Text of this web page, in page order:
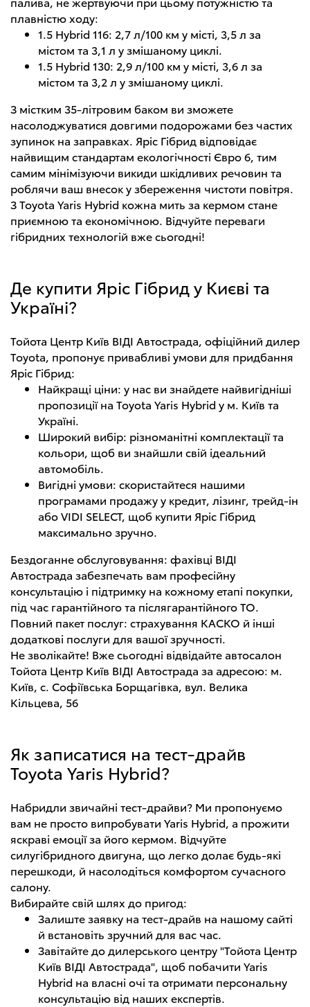
плавністю ходу:
1.5 Hybrid 116: 2,7 л/100 км у місті, 3,5 л за
містом та 3,1 л у змішаному циклі.
1.5 Hybrid 130: 2,9 л/100 км у місті, 3,6 л за
містом та 3,2 л у змішаному циклі.
З містким 35-літровим баком ви зможете
насолоджуватися довгими подорожами без частих
зупинок на заправках. Яріс Гібрид відповідає
найвищим стандартам екологічності Євро 6, тим
самим мінімізуючи викиди шкідливих речовин та
роблячи ваш внесок у збереження чистоти повітря.
З Toyota Yaris Hybrid кожна мить за кермом стане
приємною та економічною. Відчуйте переваги
гібридних технологій вже сьогодні!
Де купити Яріс Гібрид у Києві та
Україні?
Тойота Центр Київ ВІДІ Автострада, офіційний дилер
Toyota, пропонує привабливі умови для придбання
Яріс Гібрид:
Найкращі ціни: у нас ви знайдете найвигідніші
пропозиції на Toyota Yaris Hybrid у м. Київ та
Україні.
Широкий вибір: різноманітні комплектації та
кольори, щоб ви знайшли свій ідеальний
автомобіль.
Вигідні умови: скористайтеся нашими
програмами продажу у кредит, лізинг, трейд-ін
або VIDI SELECT, щоб купити Яріс Гібрид
максимально зручно.
Бездоганне обслуговування: фахівці ВІДІ
Автострада забезпечать вам професійну
консультацію і підтримку на кожному етапі покупки,
під час гарантійного та післягарантійного ТО.
Повний пакет послуг: страхування КАСКО й інші
додаткові послуги для вашої зручності.
Не зволікайте! Вже сьогодні відвідайте автосалон
Тойота Центр Київ ВІДІ Автострада за адресою: м.
Київ, с. Софіївська Борщагівка, вул. Велика
Кільцева, 56
Як записатися на тест-драйв
Toyota Yaris Hybrid?
Набридли звичайні тест-драйви? Ми пропонуємо
вам не просто випробувати Yaris Hybrid, а прожити
яскраві емоції за його кермом. Відчуйте
силугібридного двигуна, що легко долає будь-які
перешкоди, й насолодіться комфортом сучасного
салону.
Вибирайте свій шлях до пригод:
Залиште заявку на тест-драйв на нашому сайті
й встановіть зручний для вас час.
Завітайте до дилерського центру "Тойота Центр
Київ ВІДІ Автострада", щоб побачити Yaris
Hybrid на власні очі та отримати персональну
консультацію від наших експертів.